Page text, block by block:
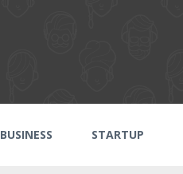
BUSINESS STARTUP